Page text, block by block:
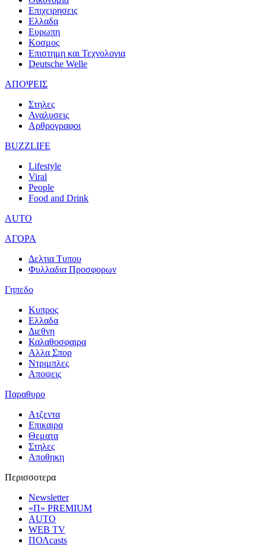
Επιχειρησεις
Ελλαδα
Ευρωπη
Κοσμος
Επιστημη και Τεχνολογια
Deutsche Welle
ΑΠΟΨΕΙΣ
Στηλες
Αναλυσεις
Αρθρογραφοι
BUZZLIFE
Lifestyle
Viral
People
Food and Drink
AUTO
ΑΓΟΡΑ
Δελτια Τυπου
Φυλλαδια Προσφορων
Γηπεδο
Κυπρος
Ελλαδα
Διεθνη
Καλαθοσφαιρα
Αλλα Σπορ
Ντριμπλες
Αποψεις
Παραθυρο
Ατζεντα
Επικαιρα
Θεματα
Στηλες
Αποθηκη
Περισσοτερα
Newsletter
«Π» PREMIUM
AUTO
WEB TV
ΠΟΛcasts